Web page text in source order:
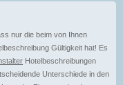
nur die beim von Ihnen
Gültigkeit hat! Es
Hotelbeschreibungen
Unterschiede in den